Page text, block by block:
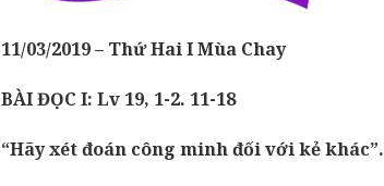
11/03/2019 – ThứHaiI Mùa Chay
BÀI ĐỌC I: Lv 19, 1-2. 11-18
“Hãy xét đoán công minh đối với kẻ khác”.